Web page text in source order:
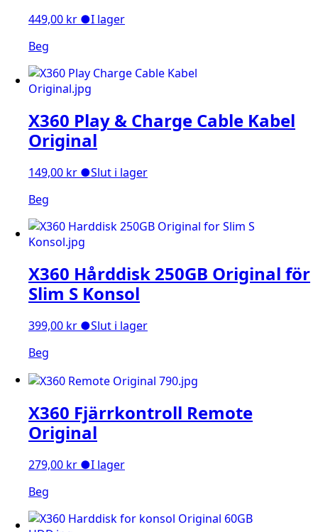
449,00 kr ●I lager
Beg
X360 Play & Charge Cable Kabel
Original
149,00 kr ●Slut i lager
Beg
X360 Hårddisk 250GB Original för
Slim S Konsol
399,00 kr ●Slut i lager
Beg
X360 Fjärrkontroll Remote
Original
279,00 kr ●I lager
Beg